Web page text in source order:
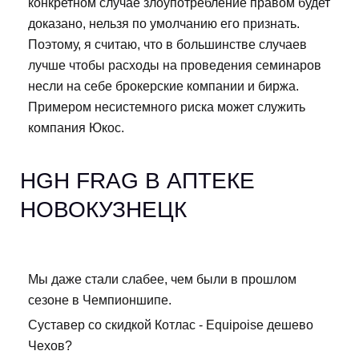
конкретном случае злоупотребление правом будет
доказано, нельзя по умолчанию его признать.
Поэтому, я считаю, что в большинстве случаев
лучше чтобы расходы на проведения семинаров
несли на себе брокерские компании и биржа.
Примером несистемного риска может служить
компания Юкос.
HGH FRAG В АПТЕКЕ
НОВОКУЗНЕЦК
Мы даже стали слабее, чем были в прошлом
сезоне в Чемпионшипе.
Суставер со скидкой Котлас - Equipoise дешево
Чехов?